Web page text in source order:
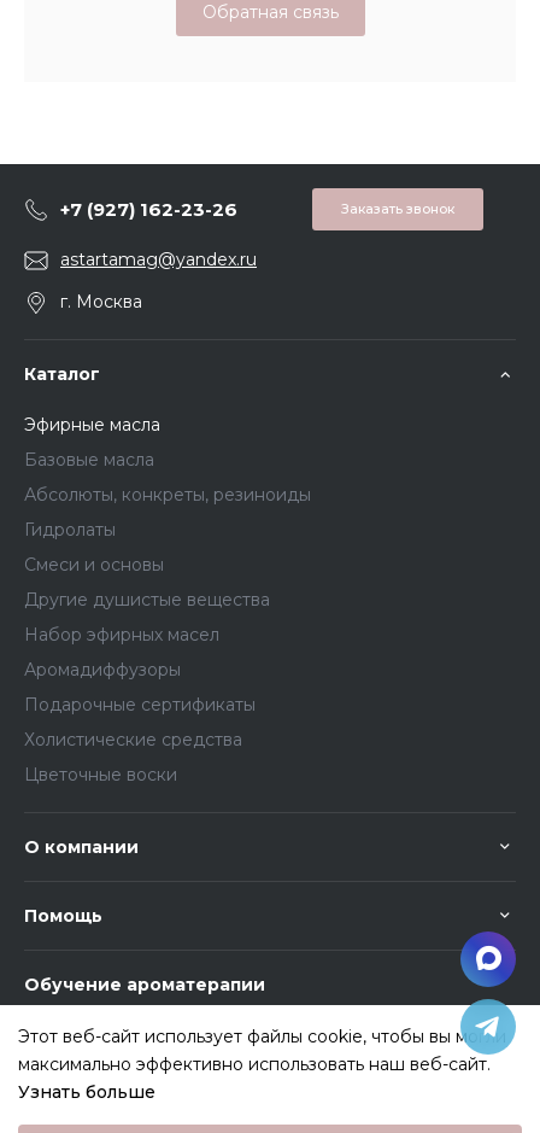
Обратная связь
+7 (927) 162-23-26 Заказать звонок
astartamag@yandex.ru
г. Москва
Каталог
Эфирные масла
Базовые масла
Абсолюты, конкреты, резиноиды
Гидролаты
Смеси и основы
Другие душистые вещества
Набор эфирных масел
Аромадиффузоры
Подарочные сертификаты
Холистические средства
Цветочные воски
О компании
Помощь
Обучение ароматерапии
Этот веб-сайт использует файлы cookie, чтобы вы могли
максимально эффективно использовать наш веб-сайт.
Узнать больше